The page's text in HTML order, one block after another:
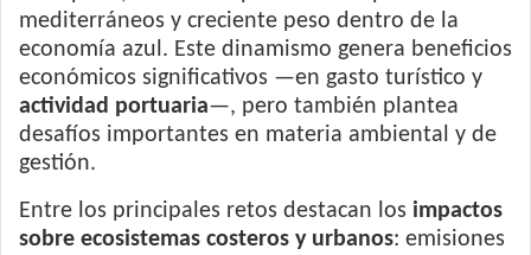
mediterráneos y creciente peso dentro de la
economía azul. Este dinamismo genera beneficios
económicos significativos —en gasto turístico y
actividad portuaria—, pero también plantea
desafíos importantes en materia ambiental y de
gestión.
Entre los principales retos destacan los impactos
sobre ecosistemas costeros y urbanos: emisiones